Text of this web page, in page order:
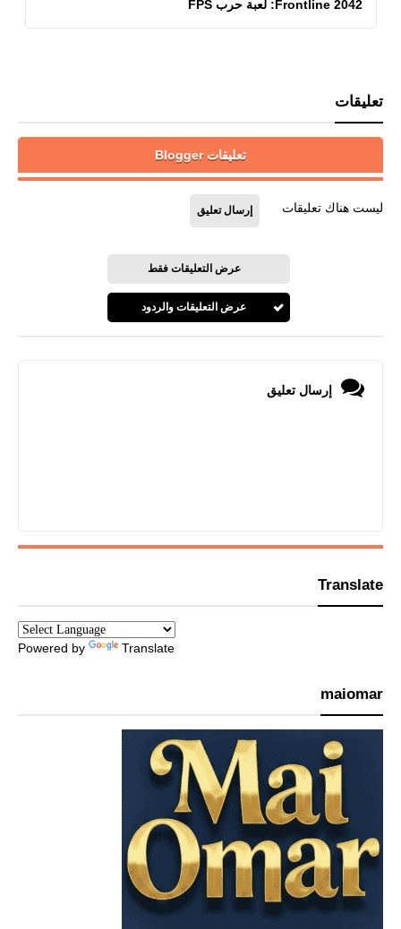
Frontline 2042: لعبة حرب FPS
تعليقات
تعليقات Blogger
ليست هناك تعليقات إرسال تعليق
عرض التعليقات فقط
عرض التعليقات والردود
إرسال تعليق
Translate
Powered by Translate
maiomar